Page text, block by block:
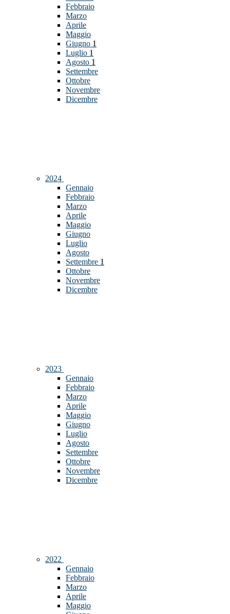
Febbraio
Marzo
Aprile
Maggio
Giugno 1
Luglio 1
Agosto 1
Settembre
Ottobre
Novembre
Dicembre
2024
Gennaio
Febbraio
Marzo
Aprile
Maggio
Giugno
Luglio
Agosto
Settembre 1
Ottobre
Novembre
Dicembre
2023
Gennaio
Febbraio
Marzo
Aprile
Maggio
Giugno
Luglio
Agosto
Settembre
Ottobre
Novembre
Dicembre
2022
Gennaio
Febbraio
Marzo
Aprile
Maggio